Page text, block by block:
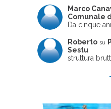
ne usciva
ritrovato le
perché
frequentata
Marco
Comunale
Da cinque
pomeriggio
in questa
due figli che
piccola, un
spazi
giochiamo,
apnea
Roberto su
Sestu
struttura
poco
tutti coloro
seriamente